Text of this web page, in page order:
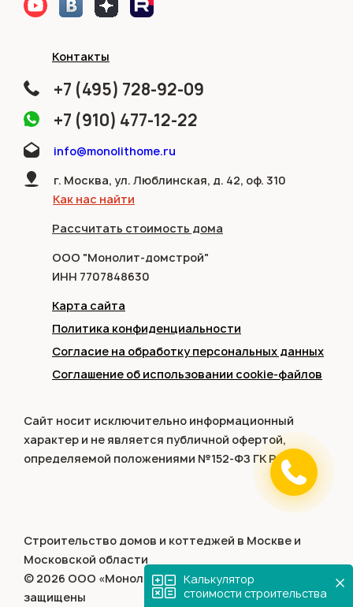
Калькулятор
стоимости строительства
Контакты
+7 (495) 728-92-09
+7 (910) 477-12-22
info@monolithome.ru
г. Москва, ул. Люблинская, д. 42, оф. 310
Как нас найти
Рассчитать стоимость дома
ООО "Монолит-домстрой"
ИНН 7707848630
Карта сайта
Политика конфиденциальности
Согласие на обработку персональных данных
Соглашение об использовании cookie-файлов
Сайт носит исключительно информационный
характер и не является публичной офертой,
определяемой положениями №152-ФЗ ГК РФ.
Строительство домов и коттеджей в Москве и
Московской области
© 2026 ООО «Монолит-домстрой». Все права
защищены